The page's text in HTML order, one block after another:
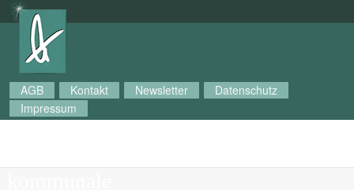
AGB Kontakt Newsletter
Datenschutz
Impressum